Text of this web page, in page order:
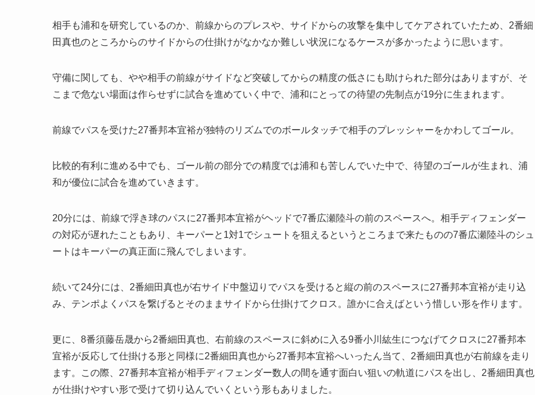
相手も浦和を研究しているのか、前線からのプレスや、サイドからの攻撃を集中してケアされていたため、2番細
田真也のところからのサイドからの仕掛けがなかなか難しい状況になるケースが多かったように思います。
守備に関しても、やや相手の前線がサイドなど突破してからの精度の低さにも助けられた部分はありますが、そ
こまで危ない場面は作らせずに試合を進めていく中で、浦和にとっての待望の先制点が19分に生まれます。
前線でパスを受けた27番邦本宜裕が独特のリズムでのボールタッチで相手のプレッシャーをかわしてゴール。
比較的有利に進める中でも、ゴール前の部分での精度では浦和も苦しんでいた中で、待望のゴールが生まれ、浦
和が優位に試合を進めていきます。
20分には、前線で浮き球のパスに27番邦本宜裕がヘッドで7番広瀬陸斗の前のスペースへ。相手ディフェンダー
の対応が遅れたこともあり、キーパーと1対1でシュートを狙えるというところまで来たものの7番広瀬陸斗のシュ
ートはキーパーの真正面に飛んでしまいます。
続いて24分には、2番細田真也が右サイド中盤辺りでパスを受けると縦の前のスペースに27番邦本宜裕が走り込
み、テンポよくパスを繋げるとそのままサイドから仕掛けてクロス。誰かに合えばという惜しい形を作ります。
更に、8番須藤岳晟から2番細田真也、右前線のスペースに斜めに入る9番小川紘生につなげてクロスに27番邦本
宜裕が反応して仕掛ける形と同様に2番細田真也から27番邦本宜裕へいったん当て、2番細田真也が右前線を走り
ます。この際、27番邦本宜裕が相手ディフェンダー数人の間を通す面白い狙いの軌道にパスを出し、2番細田真也
が仕掛けやすい形で受けて切り込んでいくという形もありました。